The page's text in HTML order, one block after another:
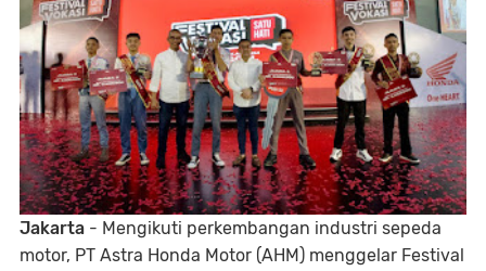
Jakarta - Mengikuti perkembangan industri sepeda
motor, PT Astra Honda Motor (AHM) menggelar Festival